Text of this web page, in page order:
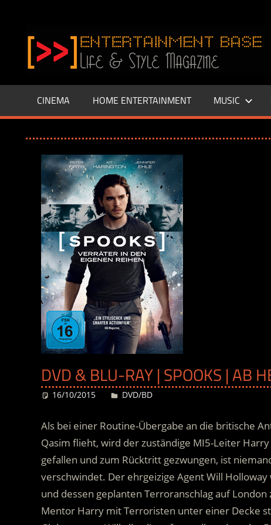
springenBase.de
CINEMA HOME ENTERTAINMENT MUSIC
DVD & BLU-RAY | SPOOKS | AB
16/10/2015 Desiree
DVD/BD
Als bei einer Routine-Übergabe an die britische
Qasim flieht, wird der zuständige MI5-Leiter
gefallen und zum Rücktritt gezwungen, ist
verschwindet. Der ehrgeizige Agent Will
und dessen geplanten Terroranschlag auf
Mentor Harry mit Terroristen unter einer Decke